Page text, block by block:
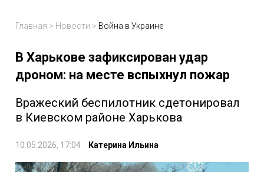
Главная > Новости > Война в Украине
В Харькове зафиксирован удар
дроном: на месте вспыхнул пожар
Вражеский беспилотник сдетонировал
в Киевском районе Харькова
10.05.2026, 17:04 Катерина Ильина